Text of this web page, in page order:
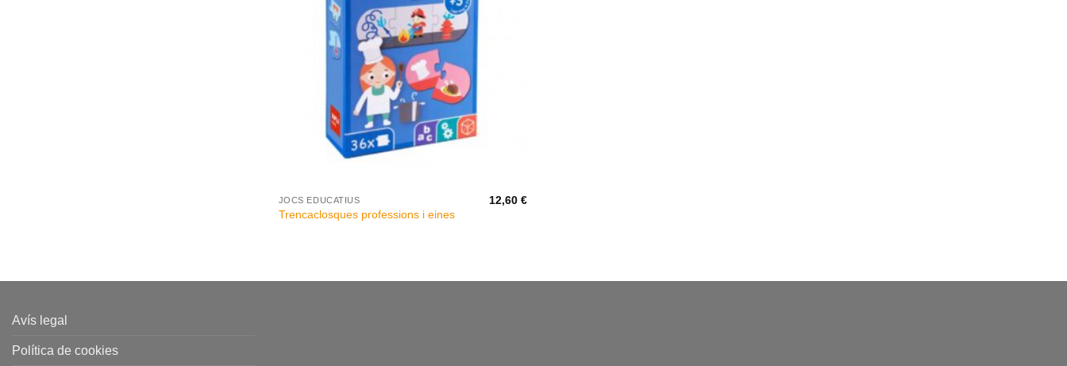
JOCS EDUCATIUS
Trencaclosques professions i eines
12,60 €
Avís legal
Política de cookies